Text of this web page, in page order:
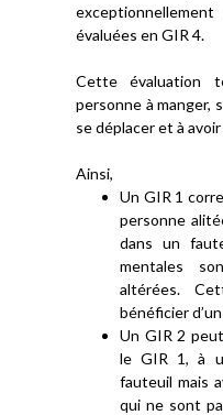
évaluées en GIR 4.
Cette évaluation
personne à manger,
se déplacer et à
Ainsi,
Un GIR 1
personne
dans un
mentales
altérées.
bénéficier
Un GIR 2
le GIR 1, à
fauteuil mais
qui ne sont